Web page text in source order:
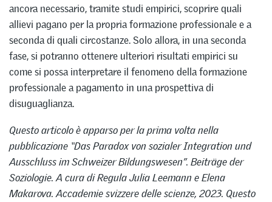
ancora necessario, tramite studi empirici, scoprire quali
allievi pagano per la propria formazione professionale e a
seconda di quali circostanze. Solo allora, in una seconda
fase, si potranno ottenere ulteriori risultati empirici su
come si possa interpretare il fenomeno della formazione
professionale a pagamento in una prospettiva di
disuguaglianza.
Questo articolo è apparso per la prima volta nella
pubblicazione “Das Paradox von sozialer Integration und
Ausschluss im Schweizer Bildungswesen”. Beiträge der
Soziologie. A cura di Regula Julia Leemann e Elena
Makarova. Accademie svizzere delle scienze, 2023. Questo